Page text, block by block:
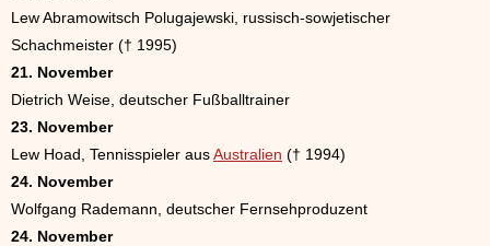
Lew Abramowitsch Polugajewski, russisch-sowjetischer
Schachmeister († 1995)
21. November
Dietrich Weise, deutscher Fußballtrainer
23. November
Lew Hoad, Tennisspieler ausAustralien († 1994)
24. November
Wolfgang Rademann, deutscher Fernsehproduzent
24. November